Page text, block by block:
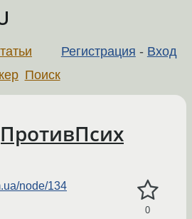
Регистрация - Вход
Поиск
0
node/134